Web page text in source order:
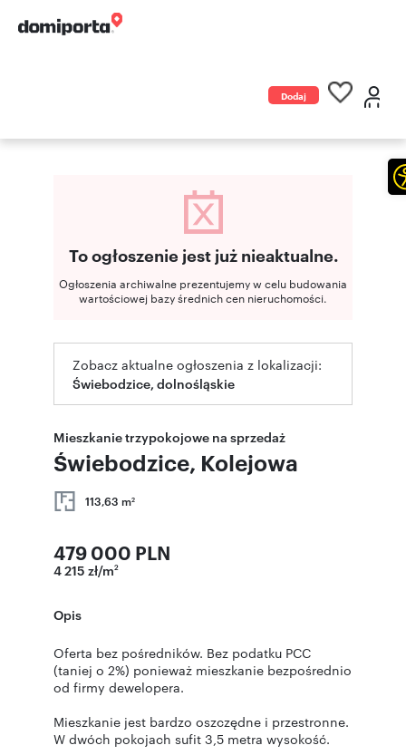
Dodaj
To ogłoszenie jest już nieaktualne.
Ogłoszenia archiwalne prezentujemy w celu budowania
wartościowej bazy średnich cen nieruchomości.
Zobacz aktualne ogłoszenia z lokalizacji:
Świebodzice, dolnośląskie
Mieszkanie trzypokojowe na sprzedaż
Świebodzice, Kolejowa
113,63 m2
479 000 PLN
4 215 zł/m2
Opis
Oferta bez pośredników. Bez podatku PCC
(taniej o 2%) ponieważ mieszkanie bezpośrednio
od firmy dewelopera.
Mieszkanie jest bardzo oszczędne i przestronne.
W dwóch pokojach sufit 3,5 metra wysokość.